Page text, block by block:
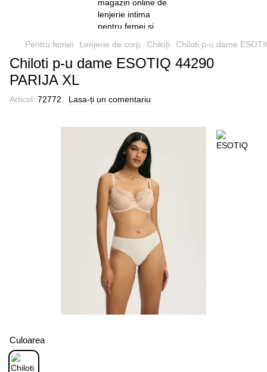
Pentru femei Lenjerie de corp Chiloți Chiloti p-u dame
Chiloti p-u dame ESOTIQ 44290
PARIJA XL
Articol: 72772 Lasa-ți un comentariu
Culoarea